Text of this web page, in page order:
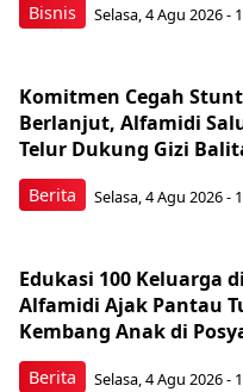
Bisnis Selasa, 4 Agu 2026 -
Berita
Komitmen Cegah
Berlanjut, Alfamidi
Telur Dukung Gizi
Selasa, 4 Agu 2026 -
Berita
Edukasi 100 Keluarga
Alfamidi Ajak Pantau
Kembang Anak di
Selasa, 4 Agu 2026 -